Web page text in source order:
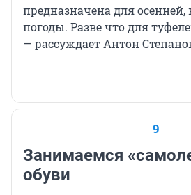
предназначена для осенней,
погоды. Разве что для
— рассуждает Антон
9
Занимаемся
обуви